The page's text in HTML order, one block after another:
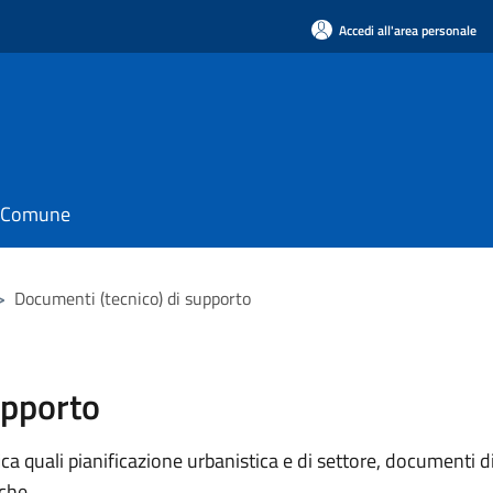
Accedi all'area personale
Documenti (tecnico) di supporto
quali pianificazione urbanistica e di settore, documenti